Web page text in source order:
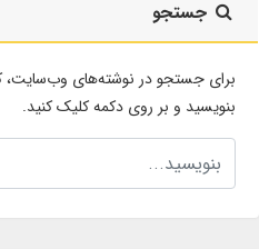
جستجو
برای جستجو در نوشته‌های وب‌سایت،
بنویسید و بر روی دکمه کلیک کنید.